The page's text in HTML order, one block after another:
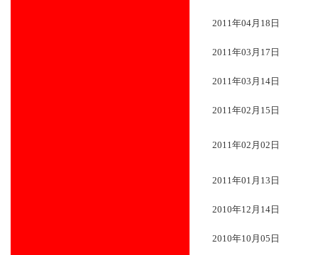
2011年04月18日
2011年03月17日
2011年03月14日
2011年02月15日
2011年02月02日
2011年01月13日
2010年12月14日
2010年10月05日